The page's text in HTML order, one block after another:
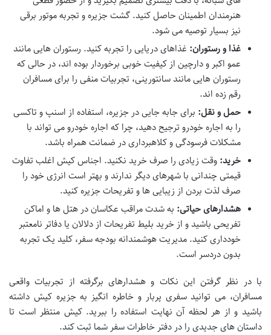
هنرمندان اطمینان حاصل کنید. گشت جزیره و تجربه موتور برقی
نیز بسیار توصیه می شود.
غذا و رستوران: غذاهای دریایی را تجربه کنید. رستوران هایی مانند
عمو اکبر و دارچین از کیفیت خوبی برخوردار بوده اند، در حالی که
رستوران هایی مانند سانتورینی، تجربیات منفی را برای مسافران
رقم زده اند.
حمل و نقل: برای جابه جایی در جزیره، استفاده از اسنپ و تاکسی
را به اجاره خودرو ترجیح دهید، چرا که اجاره خودرو می تواند با
مشکلات فرسودگی و کلاهبرداری در ضمانت همراه باشد.
خرید: وقت زیادی را صرف خرید نکنید. اجناس کیش اغلب تفاوت
قیمتی چندانی با شهرهای دیگر ندارند و بهتر است انرژی خود را
صرف لذت بردن از زیبایی ها و تفریحات جزیره کنید.
هشدارهای حیاتی: به شدت مراقب عکاسان در هتل ها و اماکن
تفریحی باشید و از خرید بلیط تفریحات از دلالان یا دفاتر نامعتبر
خودداری کنید. مدیریت هوشمندانه بودجه سفر، کلید یک تجربه
بدون دردسر است.
با در نظر گرفتن این نکات و هشدارهای برگرفته از تجربیات واقعی
مسافران، می توانید سفری پربار و خاطره انگیز به جزیره کیش داشته
باشید و از هر لحظه آن نهایت استفاده را ببرید. کیش منتظر است تا
داستان های جدیدی را در دفتر خاطرات سفر شما ثبت کند.